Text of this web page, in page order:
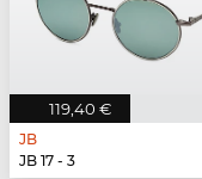
119,40 €
JB
JB 17 - 3